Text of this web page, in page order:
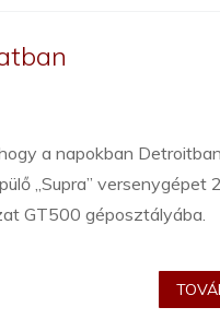
a napokban
„Supra” versenygépet
GT500 géposztályába.